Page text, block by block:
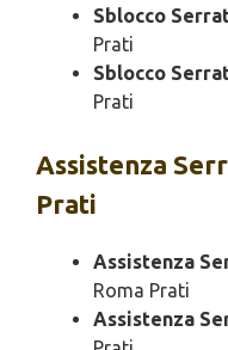
Sblocco
Prati
Sblocco
Prati
Assistenza
Prati
Assistenza
Roma Prati
Assistenza